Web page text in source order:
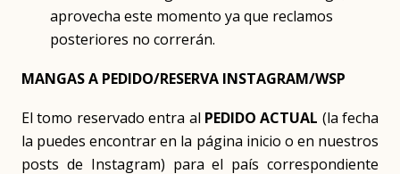
aprovecha este momento ya que reclamos
posteriores no correrán.
MANGAS A PEDIDO/RESERVA INSTAGRAM/WSP
El tomo reservado entra al PEDIDO ACTUAL (la fecha
la puedes encontrar en la página inicio o en nuestros
posts de Instagram) para el país correspondiente